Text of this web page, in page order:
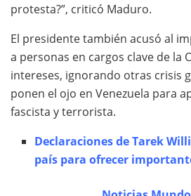
protesta?”, criticó Maduro.
El presidente también acusó al
a personas en cargos clave de la
intereses, ignorando otras crisis
ponen el ojo en Venezuela para
fascista y terrorista.
Declaraciones de Tarek
país para ofrecer